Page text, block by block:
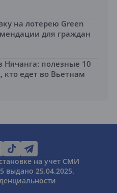
на лотерею Green
для граждан
Нячанга: полезные 10
кто едет во Вьетнам
на учет СМИ
выдано 25.04.2025.